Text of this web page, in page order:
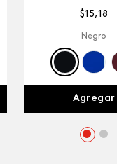
$15,18
Negro
Agregar